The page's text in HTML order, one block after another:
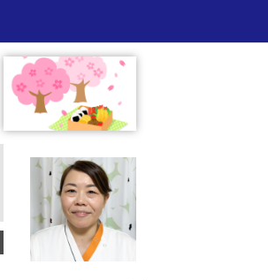
問
看
護
き
ら
っ
と
テ
ラ
く
照
ら
す